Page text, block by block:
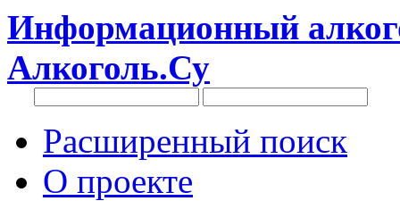
Информационный
Алкоголь.Су
Расширенный поиск
О проекте